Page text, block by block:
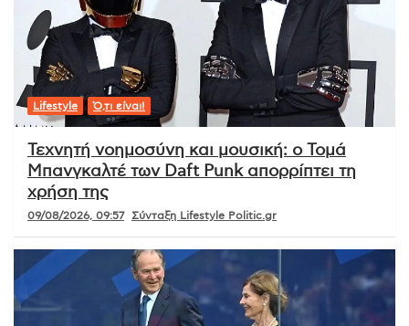
Lifestyle Ό,τι είναι!
Τεχνητή νοημοσύνη και μουσική: ο Τομά
Μπανγκαλτέ των Daft Punk απορρίπτει τη
χρήση της
09/08/2026, 09:57 Σύνταξη Lifestyle Politic.gr